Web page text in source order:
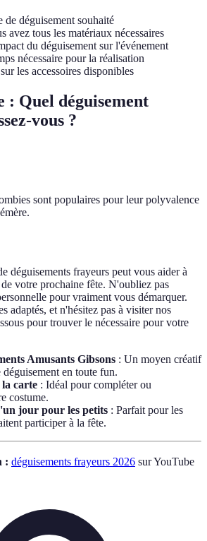
déguisement souhaité
avez tous les matériaux nécessaires
du déguisement sur l'événement
nécessaire pour la réalisation
les accessoires disponibles
: Quel déguisement
vous ?
sont populaires pour leur polyvalence
déguisements frayeurs peut vous aider à
votre prochaine fête. N'oubliez pas
pour vraiment vous démarquer.
adaptés, et n'hésitez pas à visiter nos
pour trouver le nécessaire pour votre
Amusants Gibsons : Un moyen créatif
en toute fun.
la carte : Idéal pour compléter ou
costume.
jour pour les petits : Parfait pour les
participer à la fête.
: déguisements frayeurs 2026 sur YouTube